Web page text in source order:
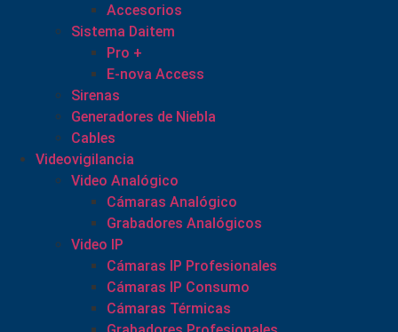
Accesorios
Sistema Daitem
Pro +
E-nova Access
Sirenas
Generadores de Niebla
Cables
Videovigilancia
Video Analógico
Cámaras Analógico
Grabadores Analógicos
Video IP
Cámaras IP Profesionales
Cámaras IP Consumo
Cámaras Térmicas